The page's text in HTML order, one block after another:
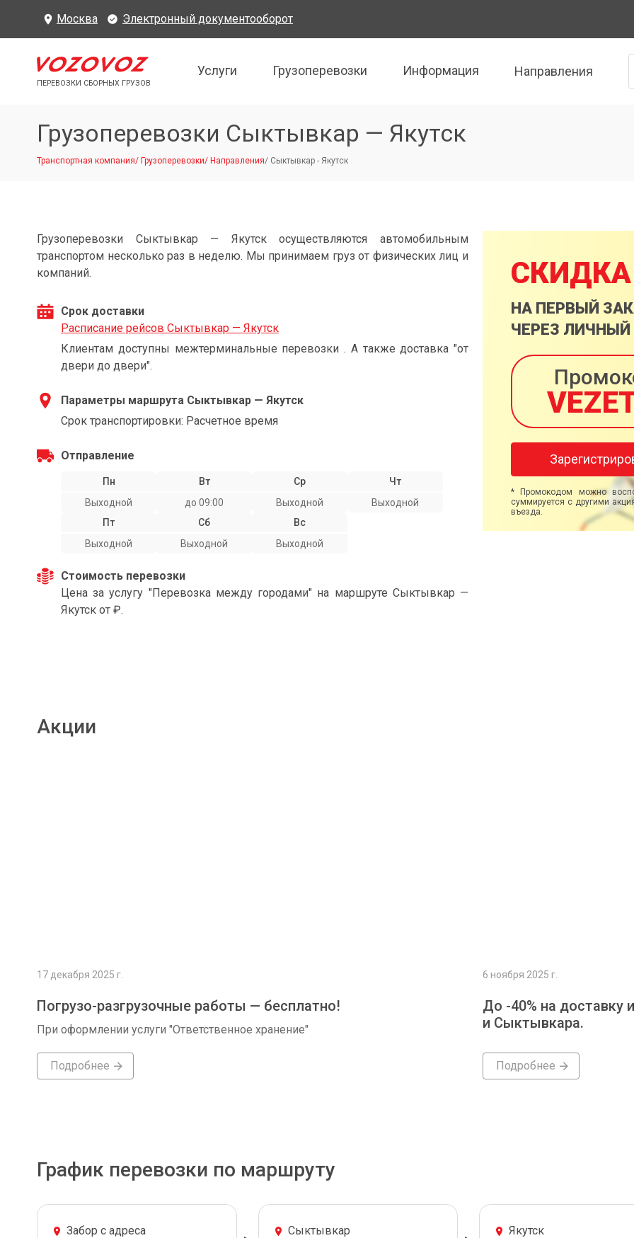
Москва Электронный документооборот
ПЕРЕВОЗКИ СБОРНЫХ ГРУЗОВ
Услуги Грузоперевозки Информация Направления
Грузоперевозки Сыктывкар — Якутск
Транспортная компания/ Грузоперевозки/ Направления/ Сыктывкар - Якутск
Грузоперевозки Сыктывкар — Якутск осуществляются автомобильным
транспортом несколько раз в неделю. Мы принимаем груз от физических лиц и
компаний.
Срок доставки
Расписание рейсов Сыктывкар — Якутск
Клиентам доступны межтерминальные перевозки . А также доставка "от
двери до двери".
Параметры маршрута Сыктывкар — Якутск
Срок транспортировки: Расчетное время
Отправление
Пн
Выходной
Вт
до 09:00
Ср
Выходной
Чт
Выходной
Пт
Выходной
Сб
Выходной
Вс
Выходной
Стоимость перевозки
Цена за услугу "Перевозка между городами" на маршруте Сыктывкар —
Якутск от ₽.
СКИДКА
НА ПЕРВЫЙ
ЧЕРЕЗ ЛИЧНЫЙ
* Промокодом можно
суммируется с другими
въезда.
Акции
17 декабря 2025 г.
Погрузо-разгрузочные работы — бесплатно!
При оформлении услуги "Ответственное хранение"
Подробнее
6 ноября 2025 г.
До -40% на доставку
и Сыктывкара.
Подробнее
График перевозки по маршруту
Забор с адреса Сыктывкар Якутск